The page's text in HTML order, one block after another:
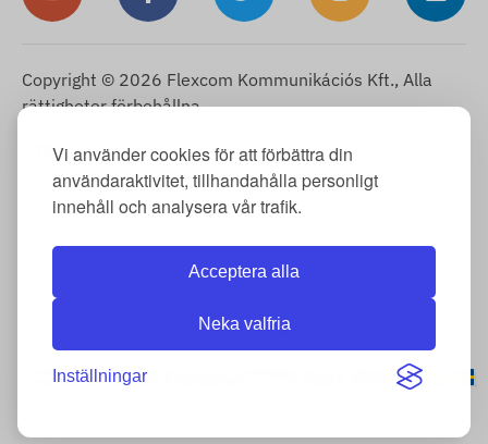
Vi använder cookies för att förbättra din
användaraktivitet, tillhandahålla personligt
innehåll och analysera vår trafik.
Acceptera alla
Neka valfria
Inställningar
Copyright © 2026 Flexcom Kommunikációs Kft., Alla
rättigheter förbehållna.
Svenska ▼
Cookie-information-Returpolicy-Impressum-Garanti och
reklamationsrätt- Ångerrätt-Leveransinformation
VÅRA INTERNATIONELLA SIDOR